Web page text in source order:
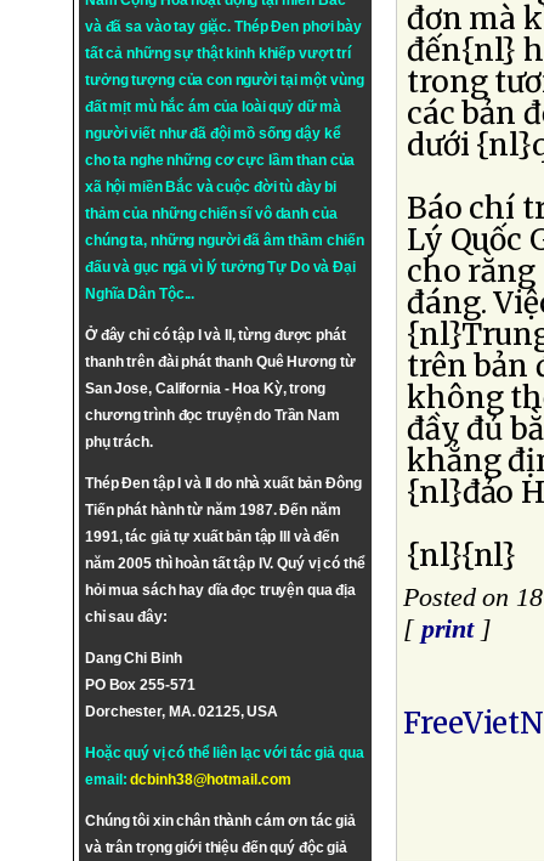
và đã sa vào tay giặc. Thép Đen phơi bày
tất cả những sự thật kinh khiếp vượt trí
tưởng tượng của con người tại một vùng
đất mịt mù hắc ám của loài quỷ dữ mà
người viết như đã đội mồ sống dậy kể
cho ta nghe những cơ cực lầm than của
xã hội miền Bắc và cuộc đời tù đày bi
thảm của những chiến sĩ vô danh của
chúng ta, những người đã âm thầm chiến
đấu và gục ngã vì lý tưởngTự DovàĐại
Nghĩa Dân Tộc...
Ở đây chỉ có tập I và II, từng được phát
thanh trên đài phát thanh Quê Hương từ
San Jose, California - Hoa Kỳ, trong
chương trình đọc truyện do Trần Nam
phụ trách.
Thép Đen tập I và II do nhà xuất bản Đông
Tiến phát hành từ năm 1987. Đến năm
1991, tác giả tự xuất bản tập III và đến
năm 2005 thì hoàn tất tập IV. Quý vị có thể
hỏi mua sách hay dĩa đọc truyện qua địa
chỉ sau đây:
Dang Chi Binh
PO Box 255-571
Dorchester, MA. 02125, USA
Hoặc quý vị có thể liên lạc với tác giả qua
email:dcbinh38@hotmail.com
Chúng tôi xin chân thành cám ơn tác giả
và trân trọng giới thiệu đến quý độc giả
đơn mà
đến{nl}
trong
các bản
dưới
Báo chí
Lý Quốc
cho
đáng.
trên bản
không
đầy đủ
khẳng
{nl}đảo
{nl}{nl}
Posted on
[ print]